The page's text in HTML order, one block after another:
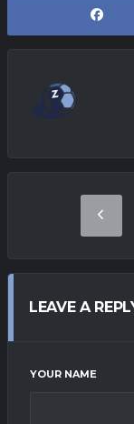
LEAVE A
YOUR NAME